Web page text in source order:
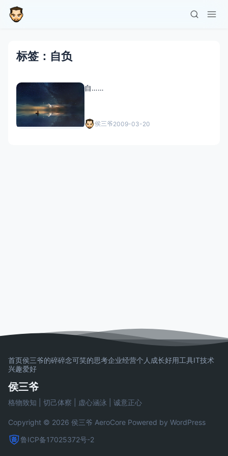
标签：自负
自……
侯三爷2009-03-20
首页侯三爷的碎碎念可笑的思考企业经营个人成长好用工具IT技术
兴趣爱好
侯三爷
格物致知 | 切己体察 | 虚心涵泳 | 诚意正心
Copyright © 2026 侯三爷 AeroCore Powered by WordPress
鲁ICP备17025372号-2